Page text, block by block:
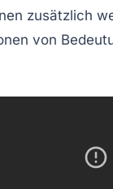
zusätzlich
von